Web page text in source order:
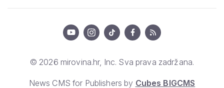
© 2026 mirovina.hr, Inc. Sva prava zadržana.
News CMS for Publishers by Cubes BIGCMS